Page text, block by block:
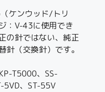
ケンウッド/トリ
：V-43に使用でき
の針ではない、純正
針（交換針）です。
T5000、SS-
5VD、ST-55V